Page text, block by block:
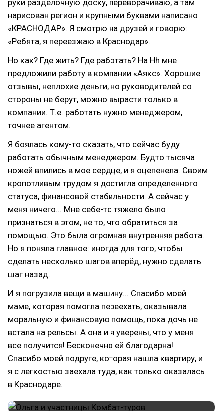
руки разделочную доску, переворачиваю, а там
нарисован регион и крупными буквами написано
«КРАСНОДАР». Я смотрю на друзей и говорю:
«Ребята, я переезжаю в Краснодар».
Но как? Где жить? Где работать? На Hh мне
предложили работу в компании «Аякс». Хорошие
отзывы, неплохие деньги, но руководителей со
стороны не берут, можно вырасти только в
компании. Т.е. работать нужно менеджером,
точнее агентом.
Я боялась кому-то сказать, что сейчас буду
работать обычным менеджером. Будто тысяча
ножей впились в мое сердце, и я оцепенела. Своим
кропотливым трудом я достигла определенного
статуса, финансовой стабильности. А сейчас у
меня ничего... Мне себе-то тяжело было
признаться в этом, не то, что обратиться за
помощью. Это была огромная внутренняя работа.
Но я поняла главное: иногда для того, чтобы
сделать несколько шагов вперёд, нужно сделать
шаг назад.
И я погрузила вещи в машину... Спасибо моей
маме, которая помогла переехать, оказывала
моральную и финансовую помощь, пока дочь не
встала на рельсы. А она и я уверены, что у меня
все получится! Бесконечно ей благодарна!
Спасибо моей подруге, которая нашла квартиру, и
я с легкостью заехала туда, как только оказалась
в Краснодаре.